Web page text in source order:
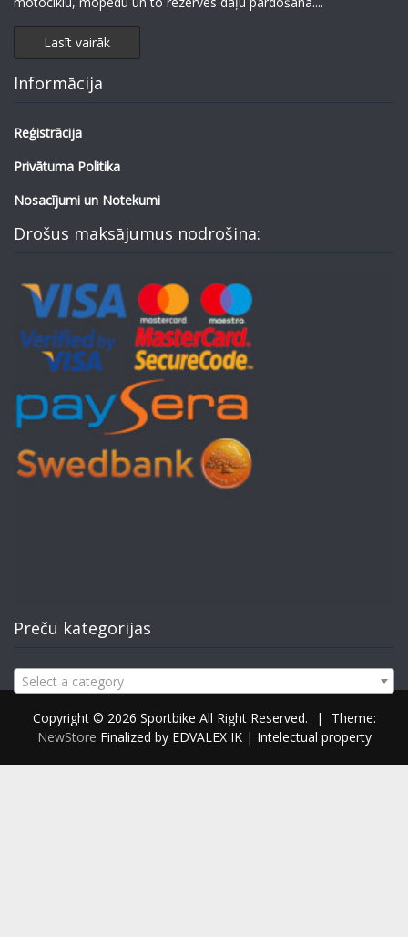
Lasīt vairāk
Informācija
Reģistrācija
Privātuma Politika
Nosacījumi un Notekumi
Drošus maksājumus nodrošina:
Preču kategorijas
Select a category
Copyright © 2026 Sportbike All Right Reserved. |
Theme:
NewStore Finalized by EDVALEX IK | Intelectual property